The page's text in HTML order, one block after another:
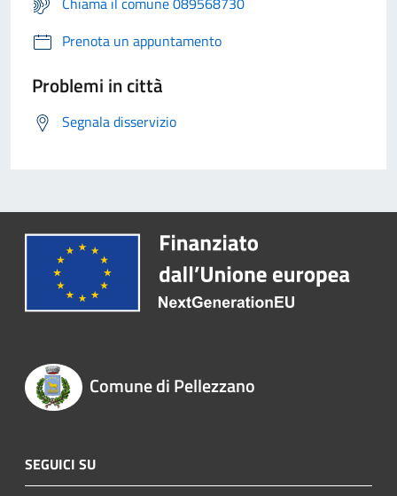
Prenota un appuntamento
Problemi in città
Segnala disservizio
Comune di Pellezzano
SEGUICI SU